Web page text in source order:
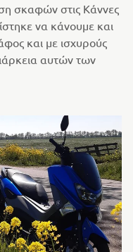
σκαφών στις Κάννες
να κάνουμε και
και με ισχυρούς
αυτών των